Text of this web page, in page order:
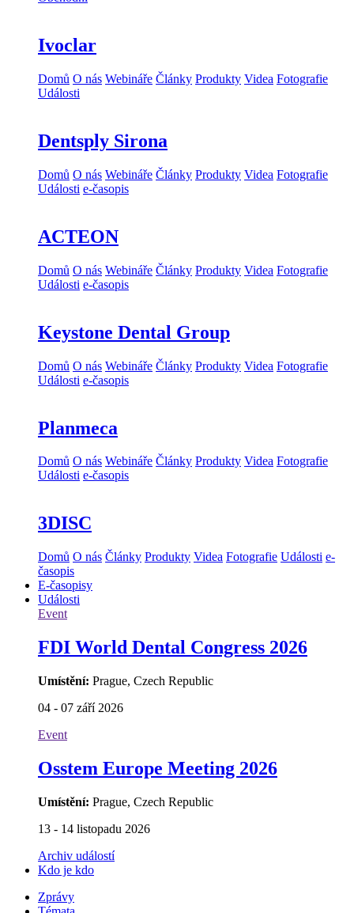
Ivoclar
Domů O nás Webináře Články Produkty Videa Fotografie
Události
Dentsply Sirona
Domů O nás Webináře Články Produkty Videa Fotografie
Události e-časopis
ACTEON
Domů O nás Webináře Články Produkty Videa Fotografie
Události e-časopis
Keystone Dental Group
Domů O nás Webináře Články Produkty Videa Fotografie
Události e-časopis
Planmeca
Domů O nás Webináře Články Produkty Videa Fotografie
Události e-časopis
3DISC
Domů O nás Články Produkty Videa Fotografie Události e-
časopis
E-časopisy
Události
Event
FDI World Dental Congress 2026
Umístění: Prague, Czech Republic
04 - 07 září 2026
Event
Osstem Europe Meeting 2026
Umístění: Prague, Czech Republic
13 - 14 listopadu 2026
Archiv událostí
Kdo je kdo
Zprávy